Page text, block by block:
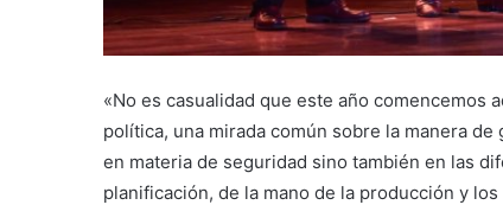
«No es casualidad que este año comencemos
política, una mirada común sobre la manera
en materia de seguridad sino también en las
planificación, de la mano de la producción y